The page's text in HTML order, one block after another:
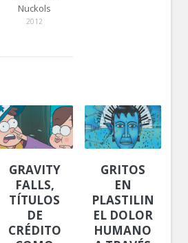
Nuckols
2012
GRAVITY
FALLS,
TÍTULOS
DE
CRÉDITO
GRITOS
EN
PLASTILINA.
EL DOLOR
HUMANO